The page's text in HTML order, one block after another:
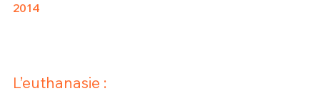
2014
L’euthanasie :